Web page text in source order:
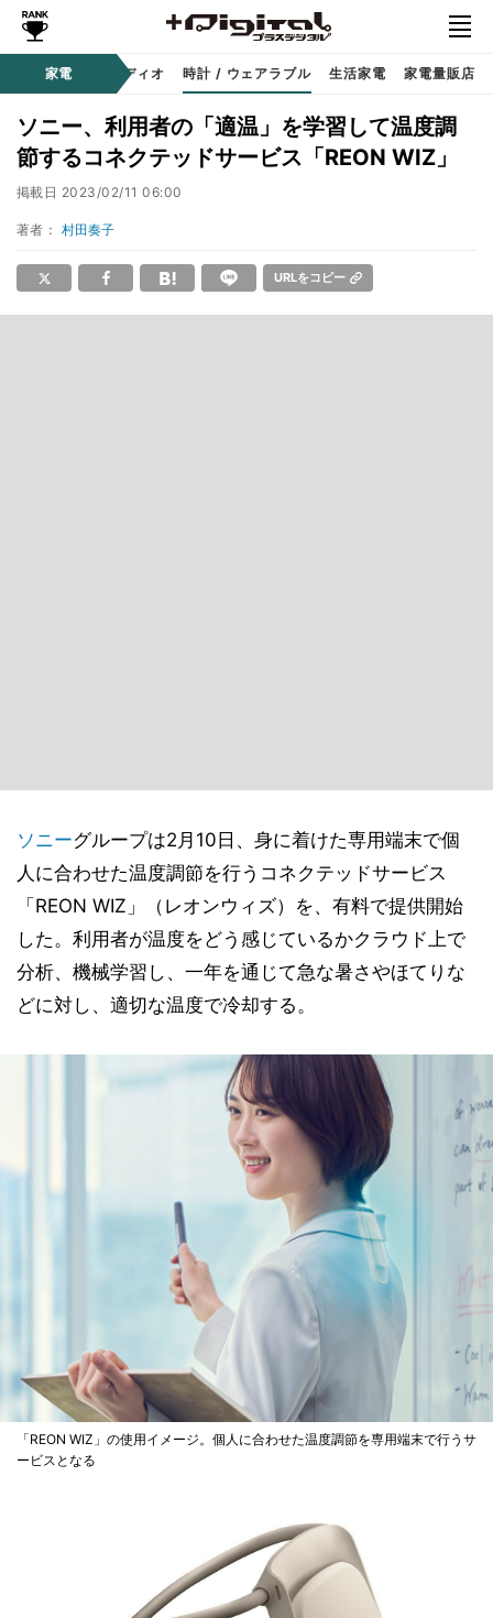
家電
サウンド / オーディオ 時計 / ウェアラブル 生活家電 家電量販店
ソニー、利用者の「適温」を学習して温度調
節するコネクテッドサービス「REON WIZ」
掲載日 2023/02/11 06:00
著者： 村田奏子
URLをコピー
ソニーグループは2月10日、身に着けた専用端末で個
人に合わせた温度調節を行うコネクテッドサービス
「REON WIZ」（レオンウィズ）を、有料で提供開始
した。利用者が温度をどう感じているかクラウド上で
分析、機械学習し、一年を通じて急な暑さやほてりな
どに対し、適切な温度で冷却する。
「REON WIZ」の使用イメージ。個人に合わせた温度調節を専用端末で行うサ
ービスとなる